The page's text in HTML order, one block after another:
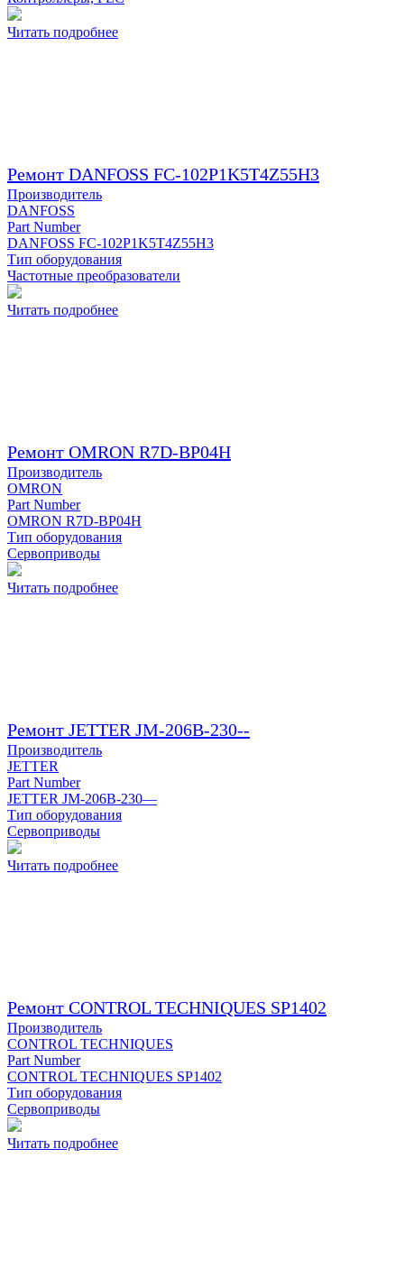
Читать подробнее
Ремонт DANFOSS FC-102P1K5T4Z55H3
Производитель
DANFOSS
Part Number
DANFOSS FC-102P1K5T4Z55H3
Тип оборудования
Частотные преобразователи
Читать подробнее
Ремонт OMRON R7D-BP04H
Производитель
OMRON
Part Number
OMRON R7D-BP04H
Тип оборудования
Сервоприводы
Читать подробнее
Ремонт JETTER JM-206B-230--
Производитель
JETTER
Part Number
JETTER JM-206B-230—
Тип оборудования
Сервоприводы
Читать подробнее
Ремонт CONTROL TECHNIQUES SP1402
Производитель
CONTROL TECHNIQUES
Part Number
CONTROL TECHNIQUES SP1402
Тип оборудования
Сервоприводы
Читать подробнее